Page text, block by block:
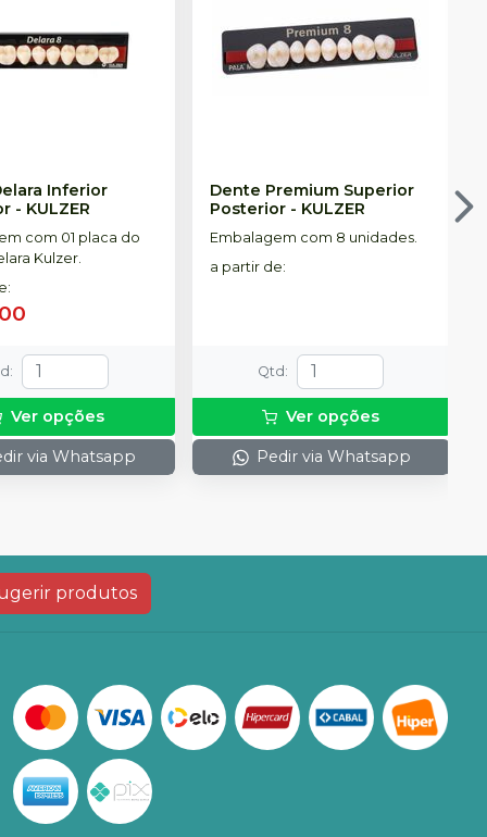
Inferior
- KULZER
com 01 placa do
Kulzer.
:
:
Ver opções
via Whatsapp
Dente Premium Superior
Posterior- KULZER
Embalagem com 8 unidades.
a partir de:
Qtd :
Ver opções
Pedir via Whatsapp
produtos